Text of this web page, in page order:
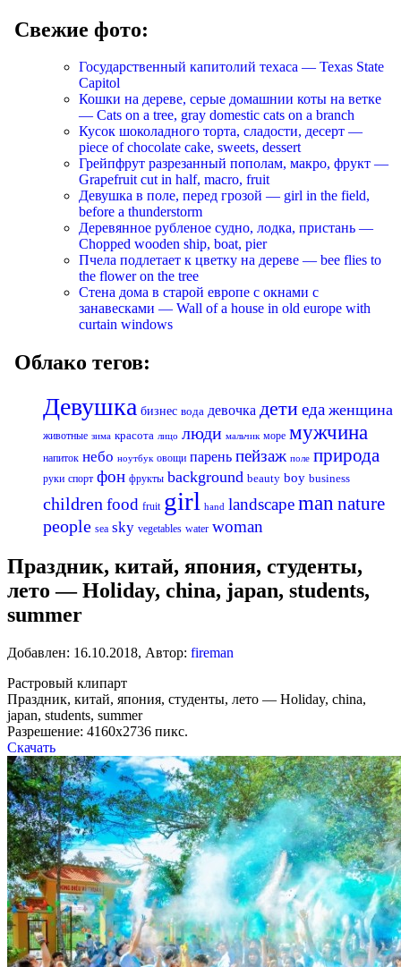
Свежие фото:
Государственный капитолий техаса — Texas State
Capitol
Кошки на дереве, серые домашнии коты на ветке
— Cats on a tree, gray domestic cats on a branch
Кусок шоколадного торта, сладости, десерт —
piece of chocolate cake, sweets, dessert
Грейпфрут разрезанный пополам, макро, фрукт —
Grapefruit cut in half, macro, fruit
Девушка в поле, перед грозой — girl in the field,
before a thunderstorm
Деревянное рубленое судно, лодка, пристань —
Chopped wooden ship, boat, pier
Пчела подлетает к цветку на дереве — bee flies to
the flower on the tree
Стена дома в старой европе с окнами с
занавесками — Wall of a house in old europe with
curtain windows
Облако тегов:
Девушка бизнес вода девочка детиеда женщина
животные зима красота лицо люди мальчик море мужчина
напиток небо ноутбук овощи парень пейзаж поле природа
руки спорт фон фрукты background beauty boy business
childrenfood fruit girl hand landscapeman nature
people sea sky vegetables water woman
Праздник, китай, япония, студенты,
лето — Holiday, china, japan, students,
summer
Добавлен: 16.10.2018, Автор: fireman
Растровый клипарт
Праздник, китай, япония, студенты, лето — Holiday, china,
japan, students, summer
Разрешение: 4160х2736 пикс.
Скачать